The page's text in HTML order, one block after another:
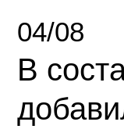
04/08
В